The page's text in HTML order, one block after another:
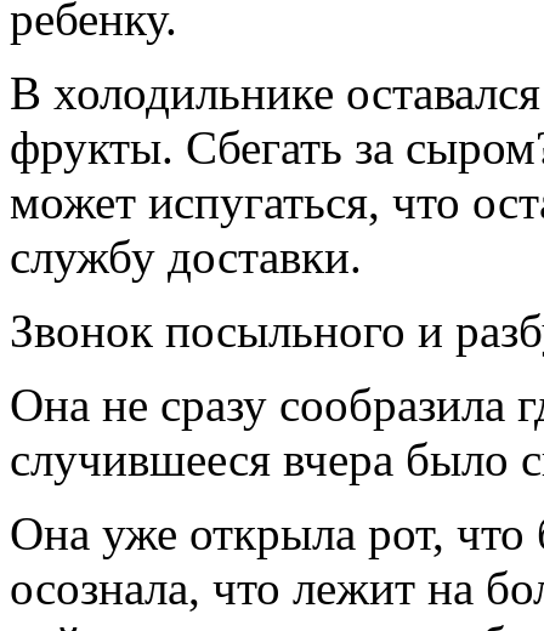
ребенку.
В холодильнике
фрукты. Сбегать за
может испугаться, что
службу доставки.
Звонок посыльного и
Она не сразу сообразила
случившееся вчера было
Она уже открыла рот, что
осознала, что лежит на